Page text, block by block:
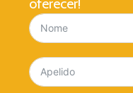
oferecer!